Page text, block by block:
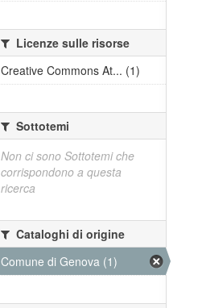
Licenze sulle risorse
Creative Commons At... (1)
Sottotemi
Non ci sono Sottotemi che
corrispondono a questa
ricerca
Cataloghi di origine
Comune di Genova (1)